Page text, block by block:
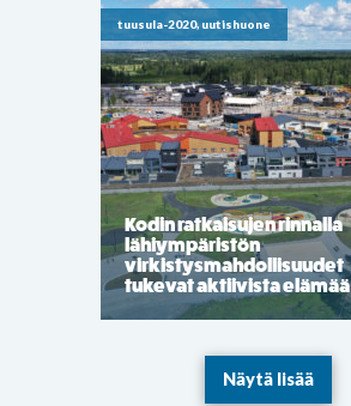
tuusula-2020, uutishuone
Kodin ratkaisujen rinnalla
lähiympäristön
virkistysmahdollisuudet
tukevat aktiivista elämää
Näytä lisää